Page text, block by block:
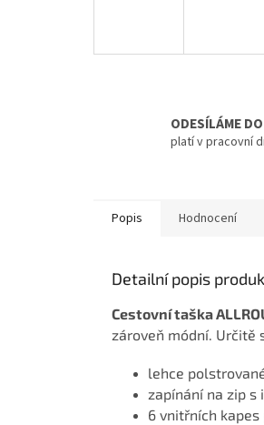
ODESÍLÁME
platí v pracovní
Popis Hodnocení
Detailní popis
Cestovní taška
zároveň módní. Určitě
lehce
zapínání na zip s
6 vnitřních